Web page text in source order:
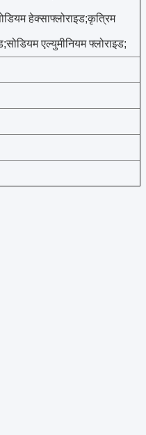
हेक्साफ्लोराइड;कृत्रिम
एल्युमीनियम फ्लोराइड;